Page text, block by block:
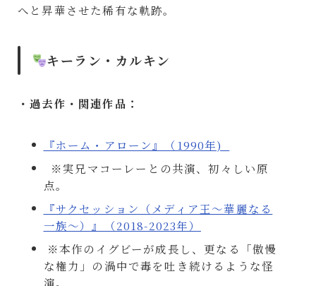
へと昇華させた稀有な軌跡。
キーラン・カルキン
・過去作・関連作品：
『ホーム・アローン』（1990年)
※実兄マコーレーとの共演、初々しい原
点。
『サクセッション（メディア王～華麗なる
一族～）』（2018-2023年）
※本作のイグビーが成長し、更なる「傲慢
な権力」の渦中で毒を吐き続けるような怪
演。